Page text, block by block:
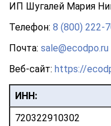
ИП Шугалей Мария
Телефон: 8 (800) 222-
Почта: sale@ecodpo.ru
Веб-сайт: https://
ИНН:
720322910302